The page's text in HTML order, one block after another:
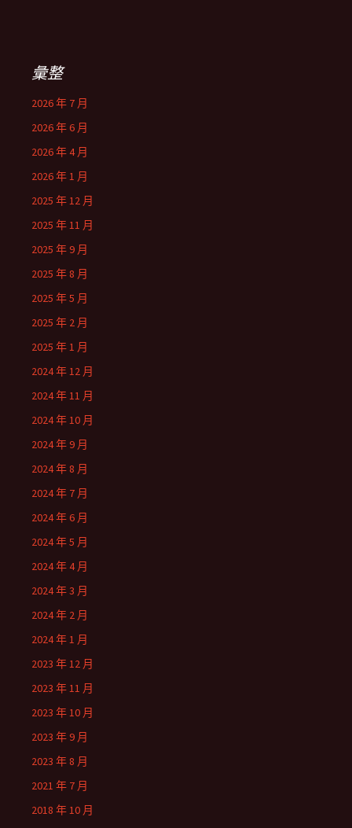
彙整
2026 年 7 月
2026 年 6 月
2026 年 4 月
2026 年 1 月
2025 年 12 月
2025 年 11 月
2025 年 9 月
2025 年 8 月
2025 年 5 月
2025 年 2 月
2025 年 1 月
2024 年 12 月
2024 年 11 月
2024 年 10 月
2024 年 9 月
2024 年 8 月
2024 年 7 月
2024 年 6 月
2024 年 5 月
2024 年 4 月
2024 年 3 月
2024 年 2 月
2024 年 1 月
2023 年 12 月
2023 年 11 月
2023 年 10 月
2023 年 9 月
2023 年 8 月
2021 年 7 月
2018 年 10 月